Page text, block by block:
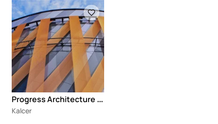
Loading
P
rogress Architecture fasadni sistem Astro Stretched
Kalcer